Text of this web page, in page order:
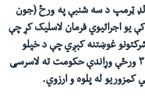
ټرمپ د سه‌ شنبې په ورځ (جون
یو اجرائيوي فرمان لاسليک کړ چې
غوښتنه کېږي چې د خپلو
پياوړو نويو ماډلونو له خپرولو ۳۰ ورځې وړاندې حکومت ته لاسرسی
کمزوريو له پلوه و ارزوي.